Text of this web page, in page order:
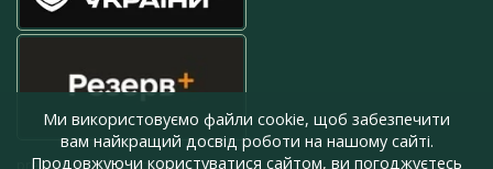
Ми використовуємо файли cookie, щоб забезпечити
вам найкращий досвід роботи на нашому сайті.
Продовжуючи користуватися сайтом, ви погоджуєтесь